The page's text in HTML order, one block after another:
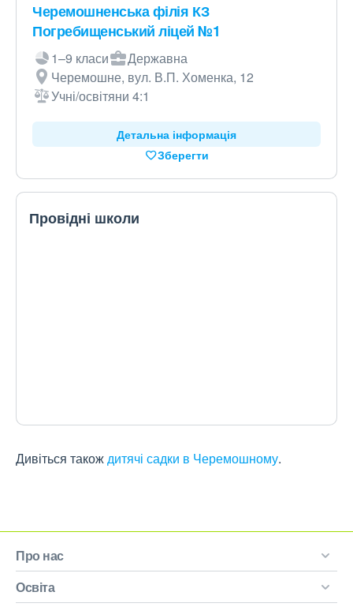
Черемошненська філія КЗ
Погребищенський ліцей №1
1–9 класи
Державна
Черемошне, вул. В.П. Хоменка, 12
Учні/освітяни 4:1
Детальна інформація
Зберегти
Провідні школи
Дивіться такождитячі садки в Черемошному.
Про нас
Освіта